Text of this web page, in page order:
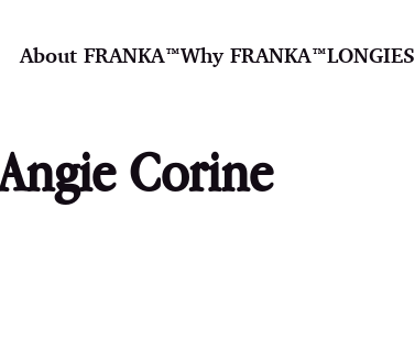
About FRANKA™️Why FRANKA™️LONGIES
Corine